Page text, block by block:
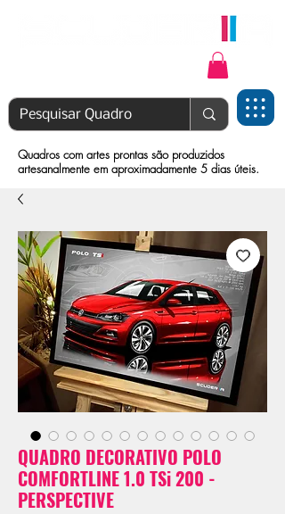
Quadros com artes prontas são produzidos
artesanalmente em aproximadamente 5 dias úteis.
QUADRO DECORATIVO POLO
COMFORTLINE 1.0 TSi 200 -
PERSPECTIVE